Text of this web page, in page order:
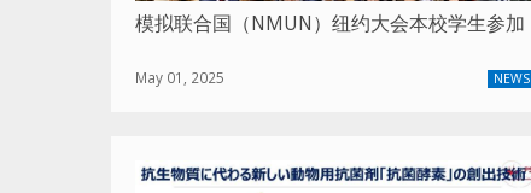
模拟联合国（NMUN）纽约大会本校学生参加
NEWS
May 01, 2025